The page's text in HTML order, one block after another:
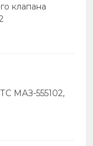
клапана
МАЗ-555102,